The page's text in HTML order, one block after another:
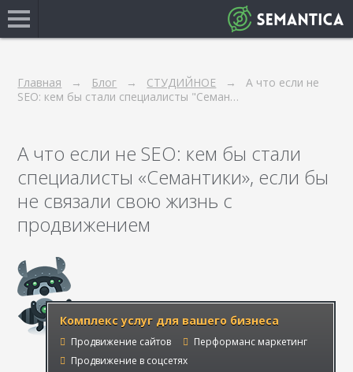
Главная Блог СТУДИЙНОЕ
А что если не
SEO: кем бы стали специалисты "Семан…
А что если не SEO: кем бы стали
специалисты «Семантики», если бы
не связали свою жизнь с
продвижением
Комплекс услуг для вашего бизнеса
Продвижение сайтов
Перформанс маркетинг
Продвижение в соцсетях